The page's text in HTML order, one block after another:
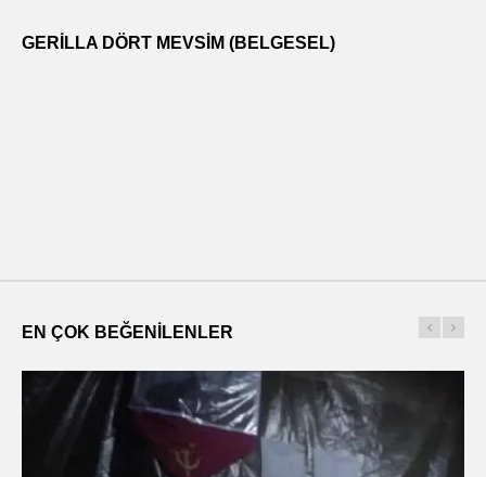
GERILLA DÖRT MEVSIM (BELGESEL)
EN ÇOK BEĞENILENLER